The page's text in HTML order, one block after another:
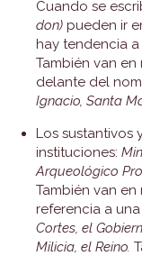
Cuando se
don) pueden ir
hay tendencia a
También van en
delante del
Ignacio, Santa
Los sustantivos
instituciones:
Arqueológico
También van
referencia a
Cortes, el
Milicia, el Reino.